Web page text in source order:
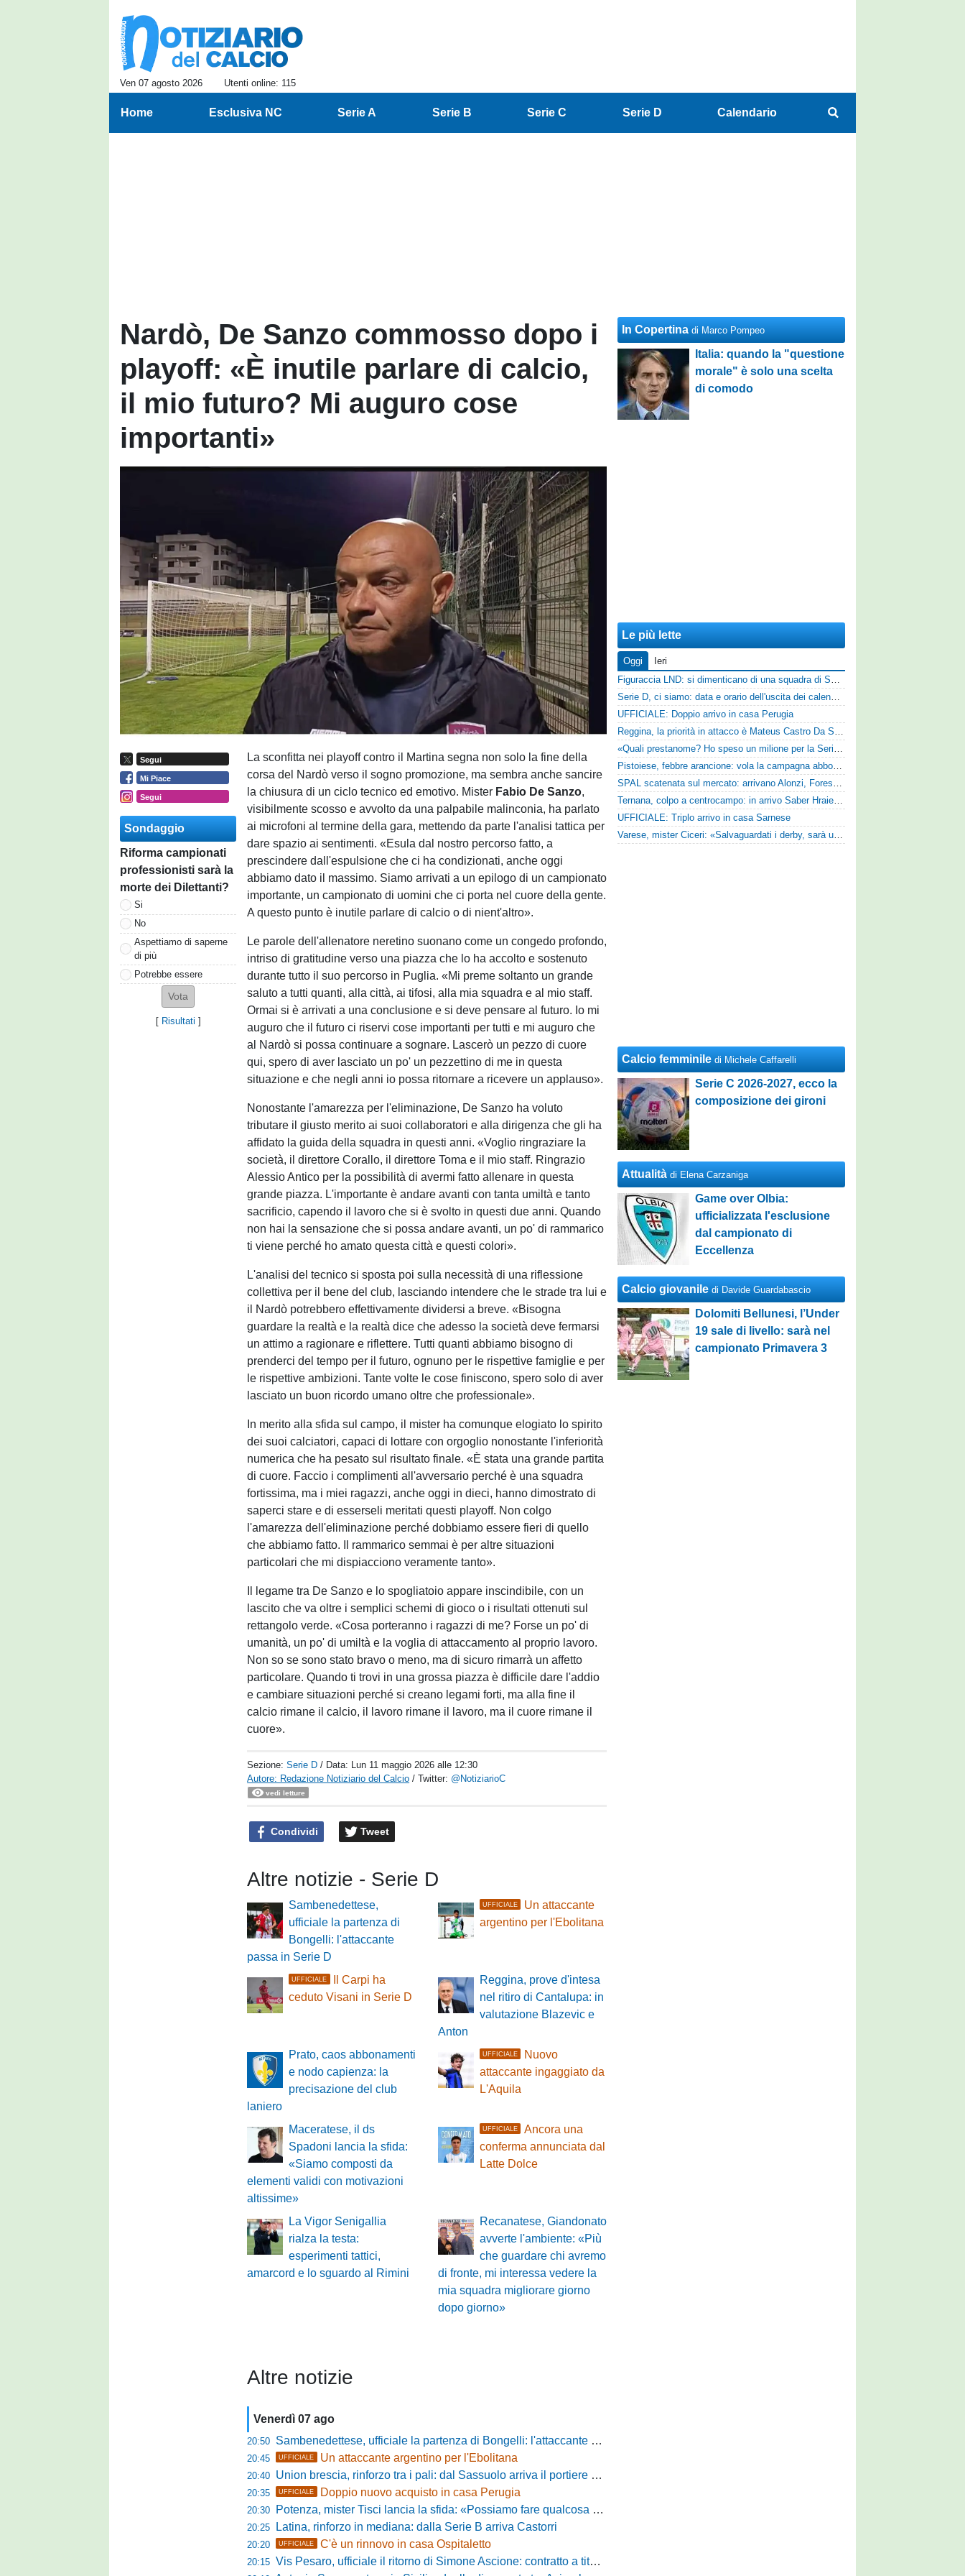
Ven 07 agosto 2026 Utenti online: 115
Home Esclusiva NC Serie A Serie B Serie C Serie D Calendario
Nardò, De Sanzo commosso dopo i
playoff: «È inutile parlare di calcio,
il mio futuro? Mi auguro cose
importanti»
Segui
Mi Piace
Segui
Sondaggio
Riforma campionati
professionisti sarà la
morte dei Dilettanti?
Si
No
Aspettiamo di saperne
di più
Potrebbe essere
[ Risultati ]
La sconfitta nei playoff contro il Martina segna non solo la fine della
corsa del Nardò verso il sogno promozione, ma sembra anche sancire
la chiusura di un ciclo tecnico ed emotivo. Mister Fabio De Sanzo,
visibilmente scosso e avvolto da una palpabile malinconia, ha parlato
ai microfoni al termine della gara, mettendo da parte l'analisi tattica per
dare spazio ai sentimenti. «Esula dal nostro percorso fatto, a
prescindere dall'espulsione che ci ha condizionati, anche oggi
abbiamo dato il massimo. Siamo arrivati a un epilogo di un campionato
importante, un campionato di uomini che ci porta nel cuore della gente.
A questo punto è inutile parlare di calcio o di nient'altro».
Le parole dell'allenatore neretino suonano come un congedo profondo,
intriso di gratitudine verso una piazza che lo ha accolto e sostenuto
durante tutto il suo percorso in Puglia. «Mi preme soltanto un grande
saluto a tutti quanti, alla città, ai tifosi, alla mia squadra e al mio staff.
Ormai si è arrivati a una conclusione e si deve pensare al futuro. Io mi
auguro che il futuro ci riservi cose importanti per tutti e mi auguro che
al Nardò si possa continuare a sognare. Lascerò un pezzo di cuore
qui, spero di aver lasciato un po' un pezzettino di me in questa
situazione e che negli anni io possa ritornare a ricevere un applauso».
Nonostante l'amarezza per l'eliminazione, De Sanzo ha voluto
tributare il giusto merito ai suoi collaboratori e alla dirigenza che gli ha
affidato la guida della squadra in questi anni. «Voglio ringraziare la
società, il direttore Corallo, il direttore Toma e il mio staff. Ringrazio
Alessio Antico per la possibilità di avermi fatto allenare in questa
grande piazza. L'importante è andare avanti con tanta umiltà e tanto
sacrificio, capendo il lavoro che si è svolto in questi due anni. Quando
non hai la sensazione che si possa andare avanti, un po' di rammarico
ti viene perché ho amato questa città e questi colori».
L'analisi del tecnico si sposta poi sulla necessità di una riflessione
collettiva per il bene del club, lasciando intendere che le strade tra lui e
il Nardò potrebbero effettivamente dividersi a breve. «Bisogna
guardare la realtà e la realtà dice che adesso la società deve fermarsi
un attimo a ragionare e riflettere. Tutti quanti abbiamo bisogno di
prenderci del tempo per il futuro, ognuno per le rispettive famiglie e per
le rispettive ambizioni. Tante volte le cose finiscono, spero solo di aver
lasciato un buon ricordo umano oltre che professionale».
In merito alla sfida sul campo, il mister ha comunque elogiato lo spirito
dei suoi calciatori, capaci di lottare con orgoglio nonostante l'inferiorità
numerica che ha pesato sul risultato finale. «È stata una grande partita
di cuore. Faccio i complimenti all'avversario perché è una squadra
fortissima, ma i miei ragazzi, anche oggi in dieci, hanno dimostrato di
saperci stare e di esserseli meritati questi playoff. Non colgo
l'amarezza dell'eliminazione perché dobbiamo essere fieri di quello
che abbiamo fatto. Il rammarico semmai è per altre situazioni
particolari che mi dispiacciono veramente tanto».
Il legame tra De Sanzo e lo spogliatoio appare inscindibile, con un
lascito che va oltre i semplici schemi di gioco o i risultati ottenuti sul
rettangolo verde. «Cosa porteranno i ragazzi di me? Forse un po' di
umanità, un po' di umiltà e la voglia di attaccamento al proprio lavoro.
Non so se sono stato bravo o meno, ma di sicuro rimarrà un affetto
particolare. Quando ti trovi in una grossa piazza è difficile dare l'addio
e cambiare situazioni perché si creano legami forti, ma alla fine il
calcio rimane il calcio, il lavoro rimane il lavoro, ma il cuore rimane il
cuore».
Sezione:Serie D / Data: Lun 11 maggio 2026 alle 12:30
Autore: Redazione Notiziario del Calcio / Twitter: @NotiziarioC
vedi letture
Condividi Tweet
Altre notizie - Serie D
Sambenedettese,
ufficiale la partenza di
Bongelli: l'attaccante
passa in Serie D
UFFICIALE
Un attaccante
argentino per l'Ebolitana
UFFICIALE
Il Carpi ha
ceduto Visani in Serie D
Reggina, prove d'intesa
nel ritiro di Cantalupa: in
valutazione Blazevic e
Anton
Prato, caos abbonamenti
e nodo capienza: la
precisazione del club
laniero
UFFICIALE
Nuovo
attaccante ingaggiato da
L'Aquila
Maceratese, il ds
Spadoni lancia la sfida:
«Siamo composti da
elementi validi con motivazioni
altissime»
UFFICIALE
Ancora una
conferma annunciata dal
Latte Dolce
La Vigor Senigallia
rialza la testa:
esperimenti tattici,
amarcord e lo sguardo al Rimini
Recanatese, Giandonato
avverte l'ambiente: «Più
che guardare chi avremo
di fronte, mi interessa vedere la
mia squadra migliorare giorno
dopo giorno»
Altre notizie
Venerdì 07 ago
20:50 Sambenedettese, ufficiale la partenza di Bongelli: l'attaccante passa in Serie D
20:45 UFFICIALE Un attaccante argentino per l'Ebolitana
20:40 Union brescia, rinforzo tra i pali: dal Sassuolo arriva il portiere Gioele Zacchi
20:35 UFFICIALE Doppio nuovo acquisto in casa Perugia
20:30 Potenza, mister Tisci lancia la sfida: «Possiamo fare qualcosa di storico e regalarci la trasferta a Genova»
20:25 Latina, rinforzo in mediana: dalla Serie B arriva Castorri
20:20 UFFICIALE C'è un rinnovo in casa Ospitaletto
20:15 Vis Pesaro, ufficiale il ritorno di Simone Ascione: contratto a titolo definitivo fino al 2029
In Copertina di Marco Pompeo
Italia: quando la "questione
morale" è solo una scelta
di comodo
Le più lette
Oggi
Ieri
Figuraccia LND: si dimenticano di una squadra di Serie D, è da rifare il programma Coppa Italia
Serie D, ci siamo: data e orario dell'uscita dei calendari ufficiali
UFFICIALE: Doppio arrivo in casa Perugia
Reggina, la priorità in attacco è Mateus Castro Da Silva: ore decisive per la fumata bianca
«Quali prestanome? Ho speso un milione per la Serie D»: Bandecchi rompe il silenzio sul futuro della Ternana
Pistoiese, febbre arancione: vola la campagna abbonamenti, superata quota 750 tessere
SPAL scatenata sul mercato: arrivano Alonzi, Foresta, Munaretto e Tobia
Ternana, colpo a centrocampo: in arrivo Saber Hraiech, per Scappini si attende l'accordo
UFFICIALE: Triplo arrivo in casa Sarnese
Varese, mister Ciceri: «Salvaguardati i derby, sarà un campionato avvincente»
Calcio femminile di Michele Caffarelli
Serie C 2026-2027, ecco la
composizione dei gironi
Attualità di Elena Carzaniga
Game over Olbia:
ufficializzata l'esclusione
dal campionato di
Eccellenza
Calcio giovanile di Davide Guardabascio
Dolomiti Bellunesi, l’Under
19 sale di livello: sarà nel
campionato Primavera 3